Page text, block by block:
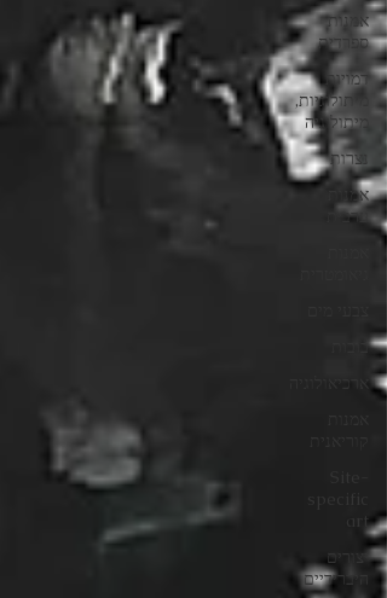
אמנות
ספרדית
דמויות
מיתולוגיות,
מיתולוגיה
נצרות
אמנות
ערבית
בובות
ארכיאולוגיה
art
יצורים
היברידיים